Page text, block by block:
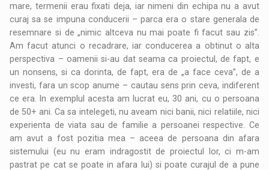
mare, termenii erau fixati deja, iar nimeni din echipa nu a avut
curaj sa se impuna conducerii – parca era o stare generala de
resemnare si de „nimic altceva nu mai poate fi facut sau zis”.
Am facut atunci o recadrare, iar conducerea a obtinut o alta
perspectiva – oamenii si-au dat seama ca proiectul, de fapt, e
un nonsens, si ca dorinta, de fapt, era de „a face ceva”, de a
investi, fara un scop anume – cautau sens prin ceva, indiferent
ce era. In exemplul acesta am lucrat eu, 30 ani, cu o persoana
de 50+ ani. Ca sa intelegeti, nu aveam nici banii, nici relatiile, nici
experienta de viata sau de familie a persoanei respective. Ce
am avut a fost pozitia mea – aceea de persoana din afara
sistemului (eu nu eram indragostit de proiectul lor, ci m-am
pastrat pe cat se poate in afara lui) si poate curajul de a pune